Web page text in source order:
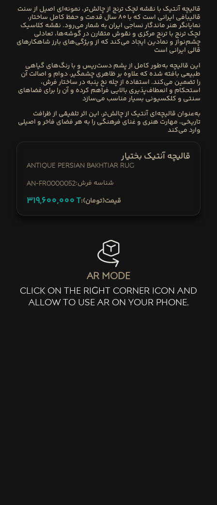
قالیچه آنتیک با نقشه لچک ترنج ازچالش‌تر، نمونه‌ای اصیل از سنت
قالیبافی ایرانی است که با۸۰ سال قدمت و حفظ کامل ساختار،
نمایانگر هنر ماندگار نساجی ایران به شمار می‌رود. نقشه کلاسیک
لچک ترنج با ترنج مرکزی و نقوش متقارن در گوشه‌ها، تعادلی
چشم‌نواز و نمادین ایجاد می‌کند که از ویژگی‌های بارز شاهکارهای
قالی ایرانی است
این قالیچه به‌طور کامل ازپشم دست‌ریس و با رنگ‌های گیاهی
طبیعی بافته شده که علاوه بر ظاهری چشمگیر، دوام و اصالت آن
را تضمین می‌کند. استفاده ازچله نخ پنبهدر ساختار فرش،
استحکام و انعطاف‌پذیری بالایی فراهم کرده و آن را برای فضاهای
سنتی و کلکسیونی بسیار مناسب می‌سازد
به‌عنوان قالیچه‌ای آنتیک از چالش‌تر، این اثر تلفیقی از ظرافت
تاریخی، مهارت هنری و غنای فرهنگی را به هر فضای فاخر و اصیلی
وارد می‌کند
قالیچه آنتیک بختیار
Antique Persian Bakhtiar Rug
AN-fr0000052 :شناسه فرش
319,600,000T :قیمت(تومان)
ar mode
click on the right corner icon and
allow to use ar on your phone.